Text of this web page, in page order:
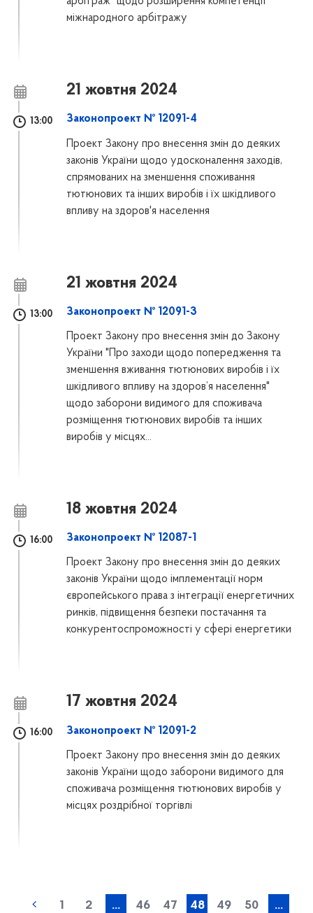
міжнародного арбітражу
21 жовтня 2024
13:00 Законопроект № 12091-4
Проект Закону про внесення змін до деяких
законів України щодо удосконалення заходів,
спрямованих на зменшення споживання
тютюнових та інших виробів і їх шкідливого
впливу на здоров'я населення
21 жовтня 2024
13:00 Законопроект № 12091-3
Проект Закону про внесення змін до Закону
України "Про заходи щодо попередження та
зменшення вживання тютюнових виробів і їх
шкідливого впливу на здоров’я населення"
щодо заборони видимого для споживача
розміщення тютюнових виробів та інших
виробів у місцях...
18 жовтня 2024
16:00 Законопроект № 12087-1
Проект Закону про внесення змін до деяких
законів України щодо імплементації норм
європейського права з інтеграції енергетичних
ринків, підвищення безпеки постачання та
конкурентоспроможності у сфері енергетики
17 жовтня 2024
16:00 Законопроект № 12091-2
Проект Закону про внесення змін до деяких
законів України щодо заборони видимого для
споживача розміщення тютюнових виробів у
місцях роздрібної торгівлі
1 2 ... 46 47 48 49 50 ...